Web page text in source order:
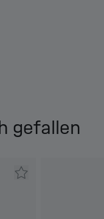
gefallen